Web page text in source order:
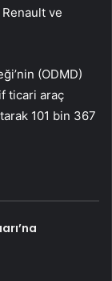
Renault ve
(ODMD)
ticari araç
101 bin 367